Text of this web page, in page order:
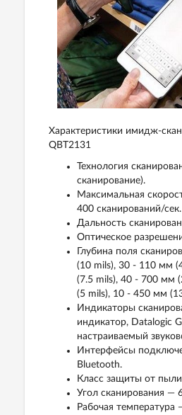
Характеристики имидж-
QBT2131
Технология
сканирование).
Максимальная
400 сканирований/сек.
Дальность
Оптическое
Глубина поля
(10 mils), 30 - 110 мм
(7.5 mils), 40 - 700 мм
(5 mils), 10 - 450 мм
Индикаторы
индикатор, Datalogic
настраиваемый
Интерфейсы
Bluetooth.
Класс защиты от
Угол сканирования —
Рабочая температура